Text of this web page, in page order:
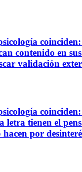
contenido en sus
validación
letra tienen el
por